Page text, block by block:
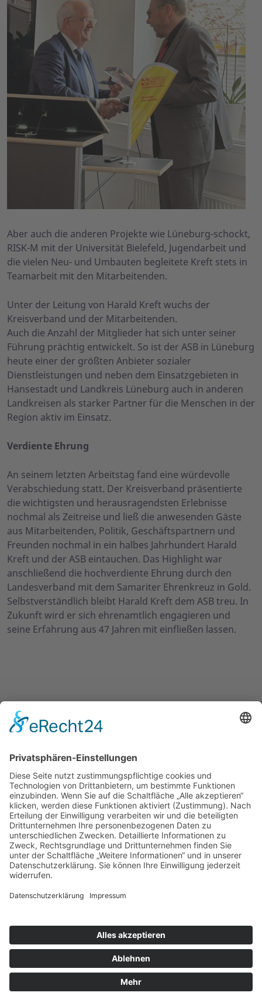
Aber auch die anderen Projekte wie Lüneburg-schockt,
RISK-M mit der Universität Bielefeld, Jugendarbeit und
die vielen Neu- und Umbauten begleitete Kreft stets in
Teamarbeit mit den Mitarbeitenden.
Unter der Leitung von Harald Kreft wuchs der
Kreisverband und der Mitarbeitenden.
Auch die Anzahl der Mitglieder hat sich unter seiner
Führung prächtig entwickelt. So ist der ASB in Lüneburg
heute einer der größten Anbieter sozialer
Dienstleistungen und neben dem Einsatzgebieten in
Hansestadt und Landkreis Lüneburg auch in anderen
Landkreisen als starker Partner für die Menschen in der
Region aktiv im Einsatz.
Verdiente Ehrung
An seinem letzten Arbeitstag fand eine würdevolle
Verabschiedung statt. Der Kreisverband präsentierte
die wichtigsten und herausragendsten Erlebnisse
nochmal als Zeitreise und ließ die anwesenden Gäste
aus Mitarbeitenden, Politik, Geschäftspartnern und
Freunden nochmal in ein halbes Jahrhundert Harald
Kreft und der ASB eintauchen. Das Highlight war
anschließend die hochverdiente Ehrung durch den
Landesverband mit dem Samariter Ehrenkreuz in Gold.
Selbstverständlich bleibt Harald Kreft dem ASB treu. In
Zukunft wird er sich ehrenamtlich engagieren und
seine Erfahrung aus 47 Jahren mit einfließen lassen.
MITMACHEN UND HELFEN
© 2026 ASB-Kreisverband Lüneburg
Impressum
Cookie-Einstellungen